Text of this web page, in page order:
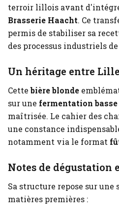
terroir lillois avant
Brasserie Haacht. Ce
permis de stabiliser sa
des processus industriels
Un héritage entre
Cettebière blonde
sur une fermentation basse
maîtrisée. Le cahier des
une constance
notamment via le format
Notes de dégustation
Sa structure repose sur
matières premières :